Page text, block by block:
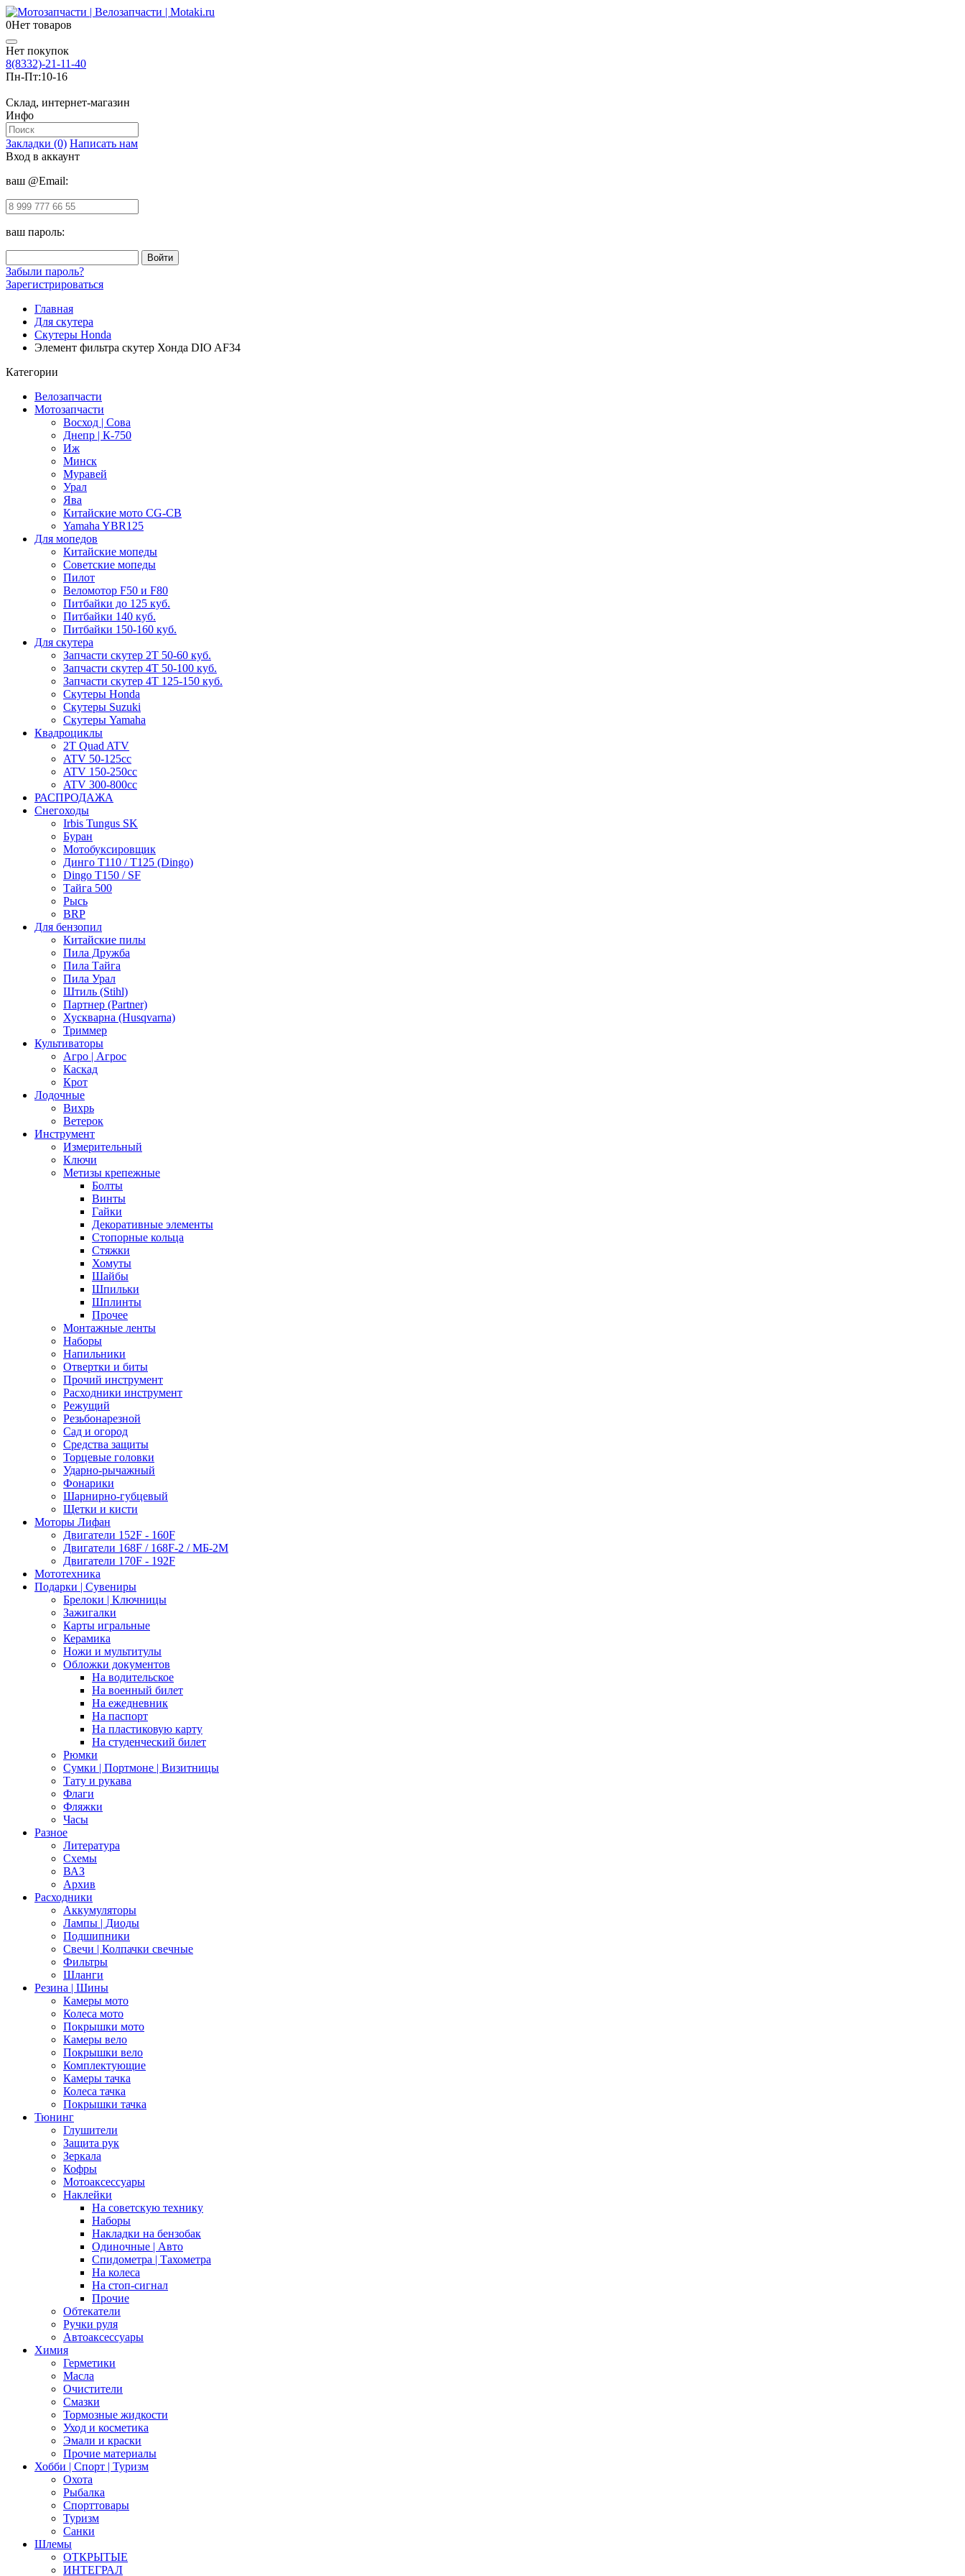
0Нет товаров
Нет покупок
8(8332)-21-11-40
Пн-Пт:10-16
Склад, интернет-магазин
Инфо
Закладки (0) Написать нам
Вход в аккаунт
ваш @Email:
ваш пароль:
Забыли пароль?
Зарегистрироваться
Главная
Для скутера
Скутеры Honda
Элемент фильтра скутер Хонда DIO AF34
Категории
Велозапчасти
Мотозапчасти
Восход | Сова
Днепр | К-750
Иж
Минск
Муравей
Урал
Ява
Китайские мото CG-CB
Yamaha YBR125
Для мопедов
Китайские мопеды
Советские мопеды
Пилот
Веломотор F50 и F80
Питбайки до 125 куб.
Питбайки 140 куб.
Питбайки 150-160 куб.
Для скутера
Запчасти скутер 2Т 50-60 куб.
Запчасти скутер 4Т 50-100 куб.
Запчасти скутер 4Т 125-150 куб.
Скутеры Honda
Скутеры Suzuki
Скутеры Yamaha
Квадроциклы
2T Quad ATV
ATV 50-125cc
ATV 150-250cc
ATV 300-800cc
РАСПРОДАЖА
Снегоходы
Irbis Tungus SK
Буран
Мотобуксировщик
Динго T110 / T125 (Dingo)
Dingo T150 / SF
Тайга 500
Рысь
BRP
Для бензопил
Китайские пилы
Пила Дружба
Пила Тайга
Пила Урал
Штиль (Stihl)
Партнер (Partner)
Хускварна (Husqvarna)
Триммер
Культиваторы
Агро | Агрос
Каскад
Крот
Лодочные
Вихрь
Ветерок
Инструмент
Измерительный
Ключи
Метизы крепежные
Болты
Винты
Гайки
Декоративные элементы
Стопорные кольца
Стяжки
Хомуты
Шайбы
Шпильки
Шплинты
Прочее
Монтажные ленты
Наборы
Напильники
Отвертки и биты
Прочий инструмент
Расходники инструмент
Режущий
Резьбонарезной
Сад и огород
Средства защиты
Торцевые головки
Ударно-рычажный
Фонарики
Шарнирно-губцевый
Щетки и кисти
Моторы Лифан
Двигатели 152F - 160F
Двигатели 168F / 168F-2 / МБ-2М
Двигатели 170F - 192F
Мототехника
Подарки | Сувениры
Брелоки | Ключницы
Зажигалки
Карты игральные
Керамика
Ножи и мультитулы
Обложки документов
На водительское
На военный билет
На ежедневник
На паспорт
На пластиковую карту
На студенческий билет
Рюмки
Сумки | Портмоне | Визитницы
Тату и рукава
Флаги
Фляжки
Часы
Разное
Литература
Схемы
ВАЗ
Архив
Расходники
Аккумуляторы
Лампы | Диоды
Подшипники
Свечи | Колпачки свечные
Фильтры
Шланги
Резина | Шины
Камеры мото
Колеса мото
Покрышки мото
Камеры вело
Покрышки вело
Комплектующие
Камеры тачка
Колеса тачка
Покрышки тачка
Тюнинг
Глушители
Защита рук
Зеркала
Кофры
Мотоаксессуары
Наклейки
На советскую технику
Наборы
Накладки на бензобак
Одиночные | Авто
Спидометра | Тахометра
На колеса
На стоп-сигнал
Прочие
Обтекатели
Ручки руля
Автоаксессуары
Химия
Герметики
Масла
Очистители
Смазки
Тормозные жидкости
Уход и косметика
Эмали и краски
Прочие материалы
Хобби | Cпорт | Туризм
Охота
Рыбалка
Спорттовары
Туризм
Санки
Шлемы
ОТКРЫТЫЕ
ИНТЕГРАЛ